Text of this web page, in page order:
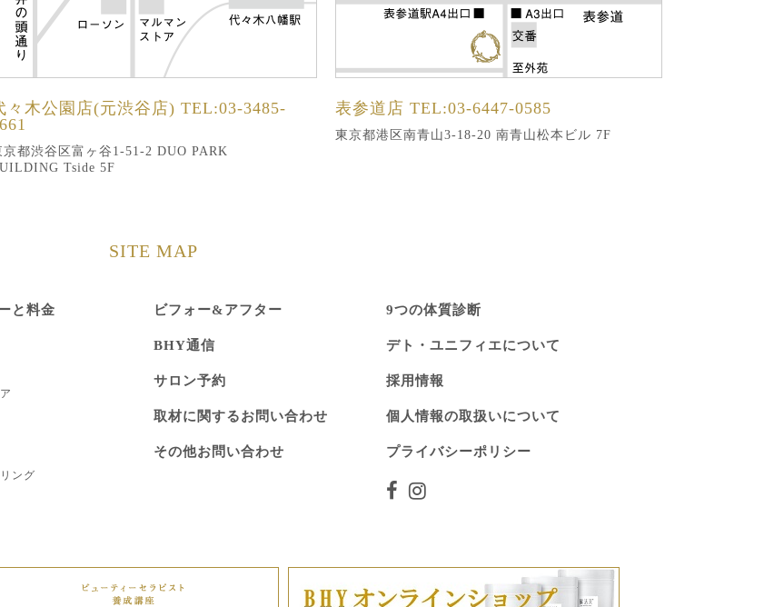
々木公園店(元渋谷店) TEL:03-3485-
京都渋谷区富ヶ谷1-51-2 DUO PARK
Tside 5F
表参道店 TEL:03-6447-0585
東京都港区南青山3-18-20 南青山松本ビル 7F
SITE MAP
と料金
ング
ビフォー&アフター
BHY通信
サロン予約
取材に関するお問い合わせ
その他お問い合わせ
9つの体質診断
デト・ユニフィエについて
採用情報
個人情報の取扱いについて
プライバシーポリシー